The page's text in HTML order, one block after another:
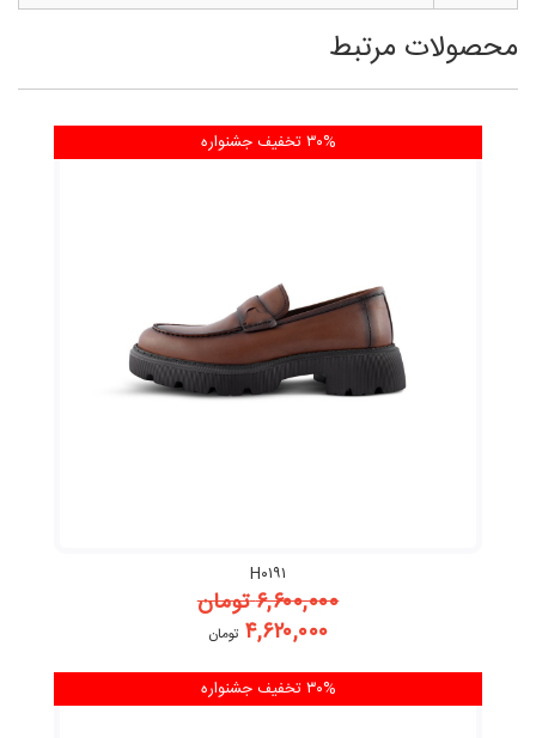
محصولات مرتبط
H۰۱۹۱
۶,۶۰۰,۰۰۰تومان
۴,۶۲۰,۰۰۰ تومان
۳۰% تخفیف جشنواره
۳۰% تخفیف جشنواره